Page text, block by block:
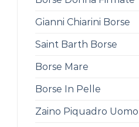
Gianni Chiarini Borse
Saint Barth Borse
Borse Mare
Borse In Pelle
Zaino Piquadro Uomo